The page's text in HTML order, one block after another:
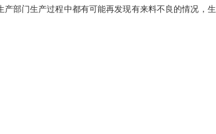
部门生产过程中都有可能再发现有来料不良的情况，